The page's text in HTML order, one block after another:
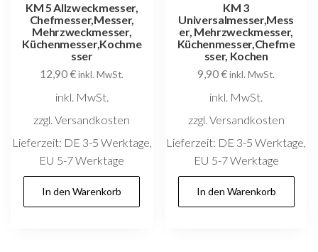
KM 5 Allzweckmesser,
Chefmesser,Messer,
Mehrzweckmesser,
Küchenmesser,Kochme
sser
12,90€ inkl. MwSt.
inkl. MwSt.
zzgl. Versandkosten
Lieferzeit: DE 3-5 Werktage,
EU 5-7 Werktage
In den Warenkorb
KM 3
Universalmesser,Mess
er, Mehrzweckmesser,
Küchenmesser,Chefme
sser, Kochen
9,90€inkl. MwSt.
inkl. MwSt.
zzgl. Versandkosten
Lieferzeit: DE 3-5 Werktage,
EU 5-7 Werktage
In den Warenkorb